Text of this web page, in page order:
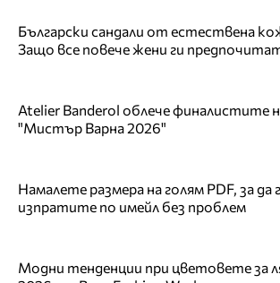
Български сандали от естествена
Защо все повече жени ги
Atelier Banderol облече финалистите
"Мистър Варна 2026"
Намалете размера на голям PDF, за да
изпратите по имейл без проблем
Модни тенденции при цветовете за